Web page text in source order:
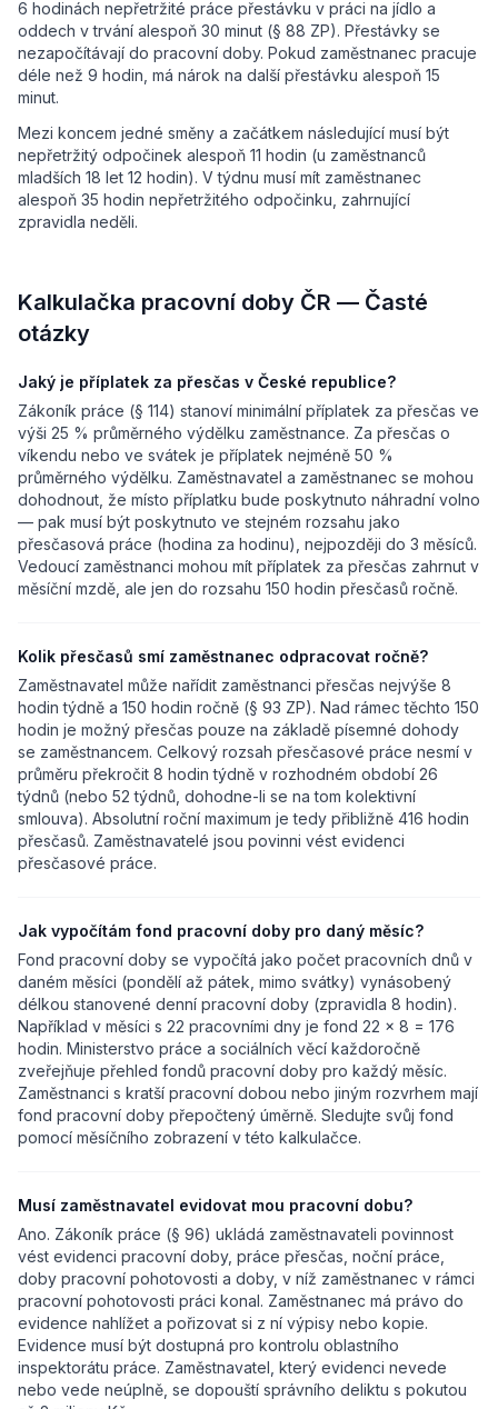
6 hodinách nepřetržité práce přestávku v práci na jídlo a
oddech v trvání alespoň 30 minut (§ 88 ZP). Přestávky se
nezapočítávají do pracovní doby. Pokud zaměstnanec pracuje
déle než 9 hodin, má nárok na další přestávku alespoň 15
minut.
Mezi koncem jedné směny a začátkem následující musí být
nepřetržitý odpočinek alespoň 11 hodin (u zaměstnanců
mladších 18 let 12 hodin). V týdnu musí mít zaměstnanec
alespoň 35 hodin nepřetržitého odpočinku, zahrnující
zpravidla neděli.
Kalkulačka pracovní doby ČR — Časté
otázky
Jaký je příplatek za přesčas v České republice?
Zákoník práce (§ 114) stanoví minimální příplatek za přesčas ve
výši 25 % průměrného výdělku zaměstnance. Za přesčas o
víkendu nebo ve svátek je příplatek nejméně 50 %
průměrného výdělku. Zaměstnavatel a zaměstnanec se mohou
dohodnout, že místo příplatku bude poskytnuto náhradní volno
— pak musí být poskytnuto ve stejném rozsahu jako
přesčasová práce (hodina za hodinu), nejpozději do 3 měsíců.
Vedoucí zaměstnanci mohou mít příplatek za přesčas zahrnut v
měsíční mzdě, ale jen do rozsahu 150 hodin přesčasů ročně.
Kolik přesčasů smí zaměstnanec odpracovat ročně?
Zaměstnavatel může nařídit zaměstnanci přesčas nejvýše 8
hodin týdně a 150 hodin ročně (§ 93 ZP). Nad rámec těchto 150
hodin je možný přesčas pouze na základě písemné dohody
se zaměstnancem. Celkový rozsah přesčasové práce nesmí v
průměru překročit 8 hodin týdně v rozhodném období 26
týdnů (nebo 52 týdnů, dohodne-li se na tom kolektivní
smlouva). Absolutní roční maximum je tedy přibližně 416 hodin
přesčasů. Zaměstnavatelé jsou povinni vést evidenci
přesčasové práce.
Jak vypočítám fond pracovní doby pro daný měsíc?
Fond pracovní doby se vypočítá jako počet pracovních dnů v
daném měsíci (pondělí až pátek, mimo svátky) vynásobený
délkou stanovené denní pracovní doby (zpravidla 8 hodin).
Například v měsíci s 22 pracovními dny je fond 22 × 8 = 176
hodin. Ministerstvo práce a sociálních věcí každoročně
zveřejňuje přehled fondů pracovní doby pro každý měsíc.
Zaměstnanci s kratší pracovní dobou nebo jiným rozvrhem mají
fond pracovní doby přepočtený úměrně. Sledujte svůj fond
pomocí měsíčního zobrazení v této kalkulačce.
Musí zaměstnavatel evidovat mou pracovní dobu?
Ano. Zákoník práce (§ 96) ukládá zaměstnavateli povinnost
vést evidenci pracovní doby, práce přesčas, noční práce,
doby pracovní pohotovosti a doby, v níž zaměstnanec v rámci
pracovní pohotovosti práci konal. Zaměstnanec má právo do
evidence nahlížet a pořizovat si z ní výpisy nebo kopie.
Evidence musí být dostupná pro kontrolu oblastního
inspektorátu práce. Zaměstnavatel, který evidenci nevede
nebo vede neúplně, se dopouští správního deliktu s pokutou